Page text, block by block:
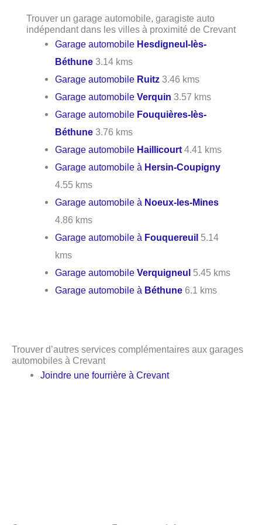
Trouver un garage automobile, garagiste auto
indépendant dans les villes à proximité de Crevant
Garage automobile Hesdigneul-lès-
Béthune 3.14 kms
Garage automobile Ruitz 3.46 kms
Garage automobileVerquin 3.57 kms
Garage automobile Fouquières-lès-
Béthune 3.76 kms
Garage automobile Haillicourt 4.41 kms
Garage automobile à Hersin-Coupigny
4.55 kms
Garage automobile à Noeux-les-Mines
4.86 kms
Garage automobile à Fouquereuil 5.14
kms
Garage automobileVerquigneul 5.45 kms
Garage automobile à Béthune 6.1 kms
Trouver d’autres services complémentaires aux garages
automobiles à Crevant
Joindre une fourrière à Crevant